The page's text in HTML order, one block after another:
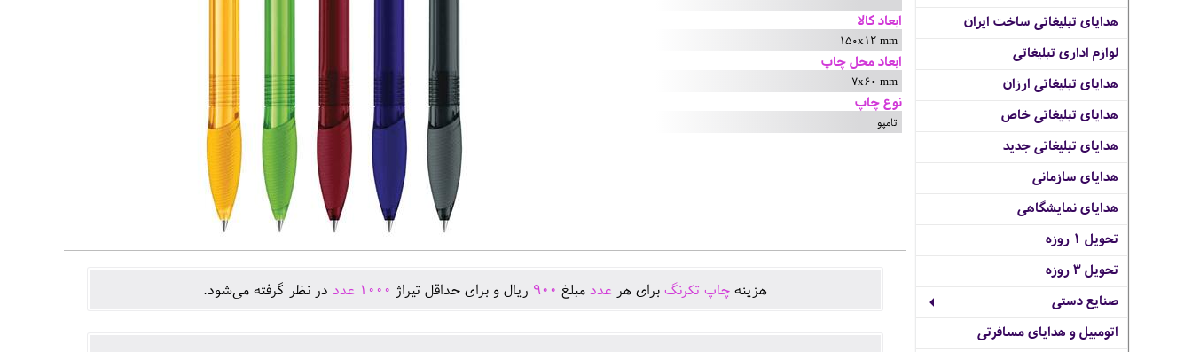
هدایای تبلیغاتی ساخت ایران
لوازم اداری تبلیغاتی
هدایای تبلیغاتی ارزان
هدایای تبلیغاتی خاص
هدایای تبلیغاتی جدید
هدایای سازمانی
هدایای نمایشگاهی
تحویل 1 روزه
تحویل 3 روزه
صنایع دستی
اتومبیل و هدایای مسافرتی
ابعاد کالا
150x12 mm
ابعاد محل چاپ
7x60 mm
نوع چاپ
تامپو
هزينه چاپ تکرنگ برای هر عدد مبلغ 900 ريال و برای حداقل تيراژ 1000 عدد در نظر گرفته می‌شود.